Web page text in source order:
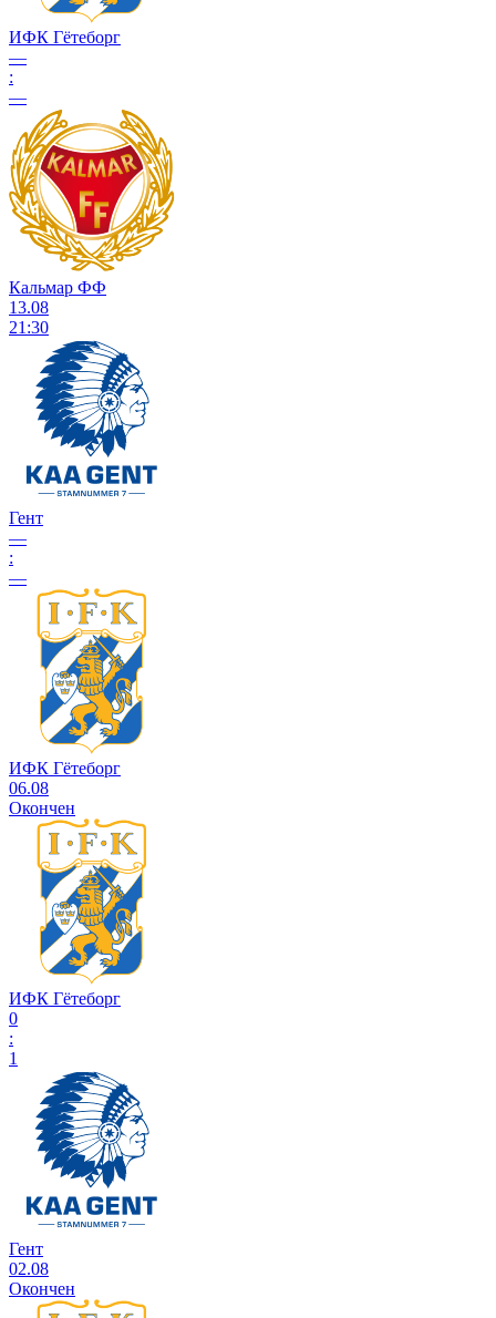
ИФК Гётеборг
—
:
—
Кальмар ФФ
13.08
21:30
Гент
—
:
—
ИФК Гётеборг
06.08
Окончен
ИФК Гётеборг
0
:
1
Гент
02.08
Окончен